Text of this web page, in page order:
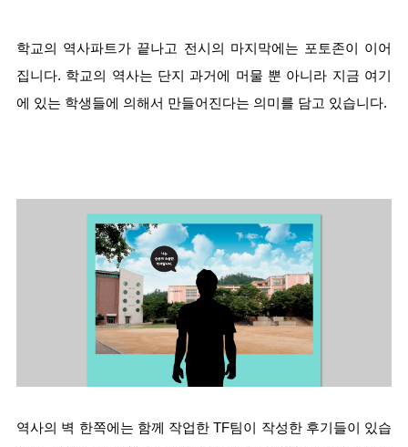
학교의 역사파트가 끝나고 전시의 마지막에는 포토존이 이어
집니다. 학교의 역사는 단지 과거에 머물 뿐 아니라 지금 여기
에 있는 학생들에 의해서 만들어진다는 의미를 담고 있습니다.
역사의 벽 한쪽에는 함께 작업한 TF팀이 작성한 후기들이 있습